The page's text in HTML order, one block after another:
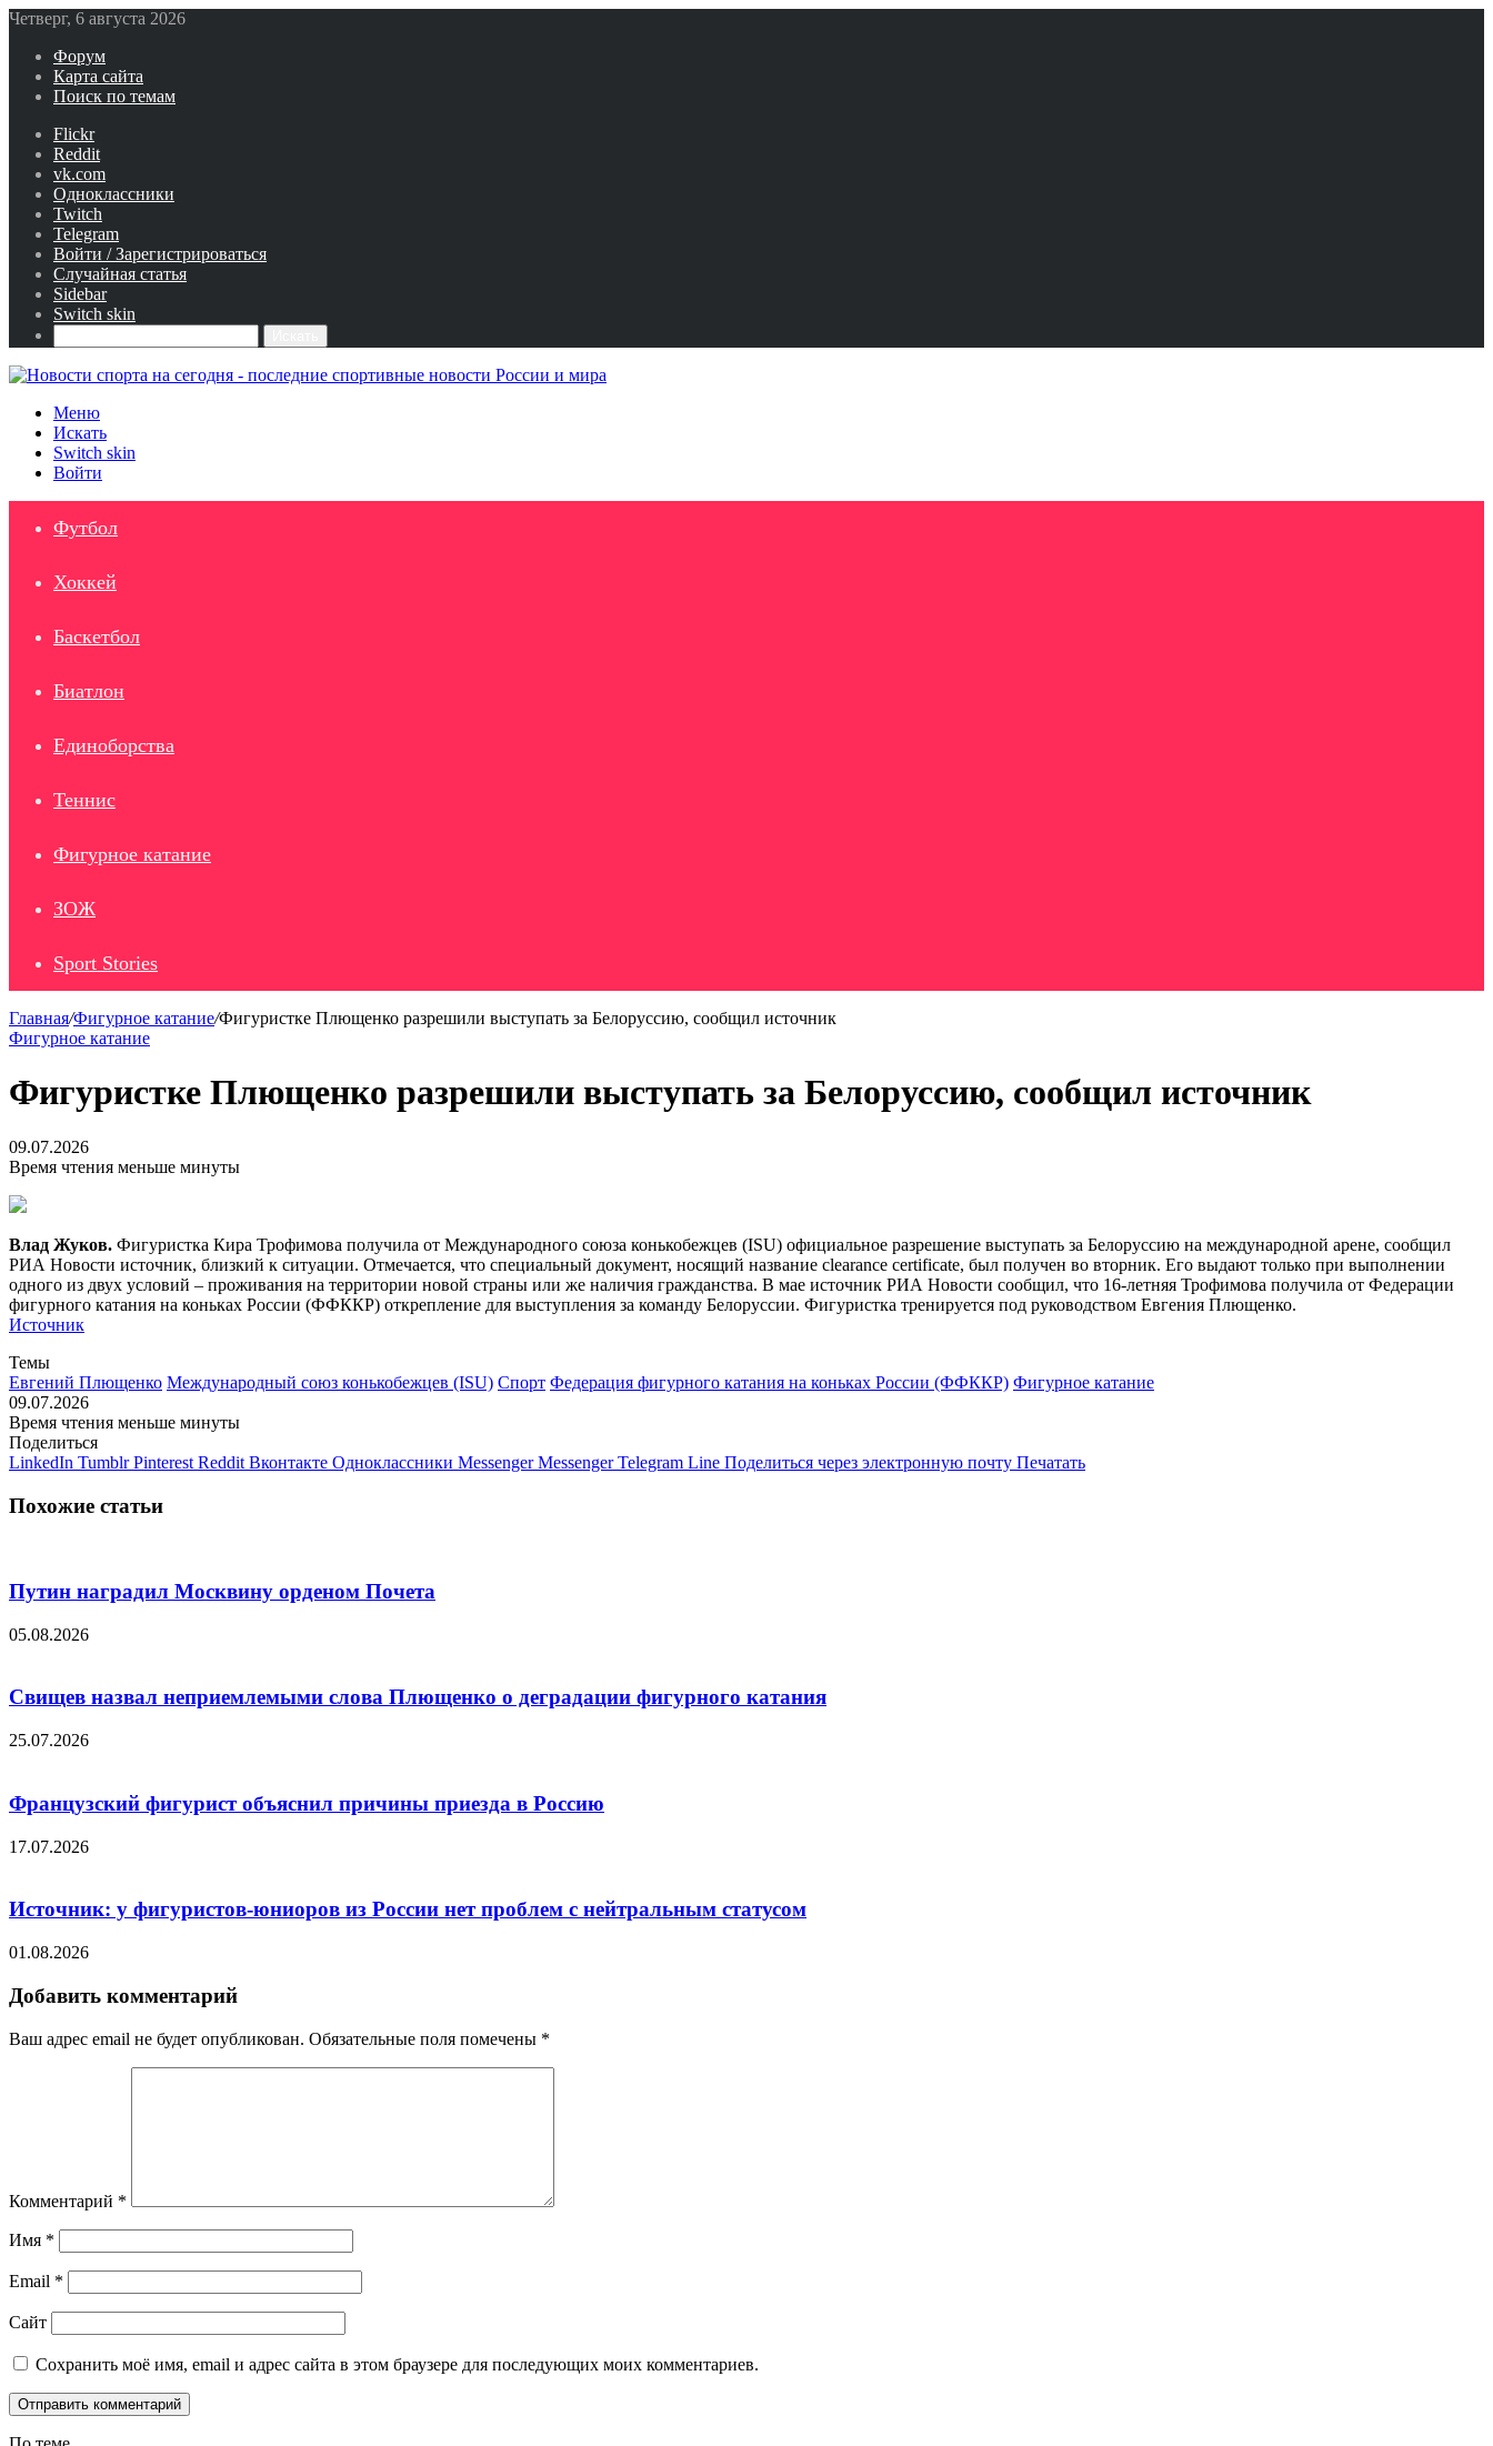
Четверг, 6 августа 2026
Форум
Карта сайта
Поиск по темам
Flickr
Reddit
vk.com
Одноклассники
Twitch
Telegram
Войти / Зарегистрироваться
Случайная статья
Sidebar
Switch skin
Меню
Искать
Switch skin
Войти
Футбол
Хоккей
Баскетбол
Биатлон
Единоборства
Теннис
Фигурное катание
ЗОЖ
Sport Stories
Главная/Фигурное катание/Фигуристке Плющенко разрешили выступать за Белоруссию, сообщил источник
Фигурное катание
Фигуристке Плющенко разрешили выступать за Белоруссию, сообщил источник
09.07.2026
Время чтения меньше минуты
Влад Жуков. Фигуристка Кира Трофимова получила от Международного союза конькобежцев (ISU) официальное разрешение выступать за Белоруссию на международной арене, сообщил
РИА Новости источник, близкий к ситуации. Отмечается, что специальный документ, носящий название сlearance certificate, был получен во вторник. Его выдают только при выполнении
одного из двух условий – проживания на территории новой страны или же наличия гражданства. В мае источник РИА Новости сообщил, что 16-летняя Трофимова получила от Федерации
фигурного катания на коньках России (ФФККР) открепление для выступления за команду Белоруссии. Фигуристка тренируется под руководством Евгения Плющенко.
Источник
Темы
Евгений Плющенко Международный союз конькобежцев (ISU) Спорт Федерация фигурного катания на коньках России (ФФККР) Фигурное катание
09.07.2026
Время чтения меньше минуты
Поделиться
LinkedIn Tumblr Pinterest Reddit Вконтакте Одноклассники Messenger Messenger Telegram Line Поделиться через электронную почту Печатать
Похожие статьи
Путин наградил Москвину орденом Почета
05.08.2026
Свищев назвал неприемлемыми слова Плющенко о деградации фигурного катания
25.07.2026
Французский фигурист объяснил причины приезда в Россию
17.07.2026
Источник: у фигуристов-юниоров из России нет проблем с нейтральным статусом
01.08.2026
Добавить комментарий
Ваш адрес email не будет опубликован. Обязательные поля помечены *
Комментарий *
Имя *
Email *
Сайт
Сохранить моё имя, email и адрес сайта в этом браузере для последующих моих комментариев.